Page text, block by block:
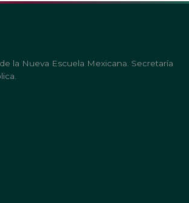
la Nueva Escuela Mexicana. Secretaría